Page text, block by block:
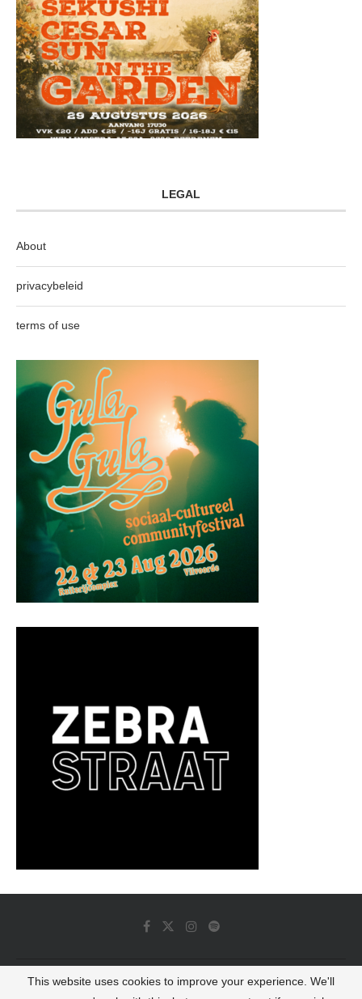
LEGAL
About
privacybeleid
terms of use
© 2022 - Luminous Dash All Rights Reserved
This website uses cookies to improve your experience. We'll